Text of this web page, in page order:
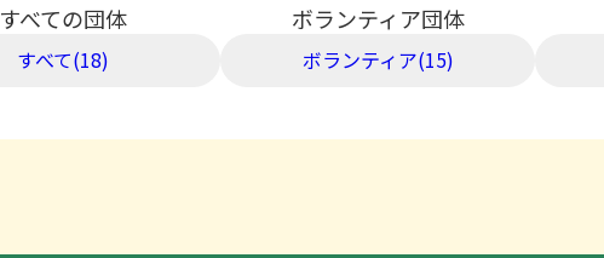
すべての団体
すべて(18)
ボランティア団体
ボランティア(15)